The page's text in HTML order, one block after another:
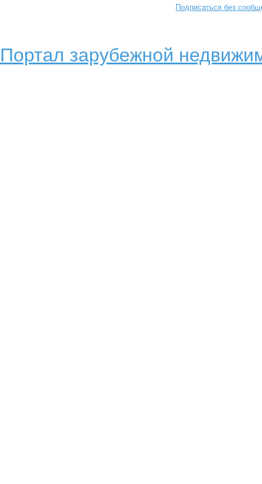
Подписаться без
Портал зарубежной